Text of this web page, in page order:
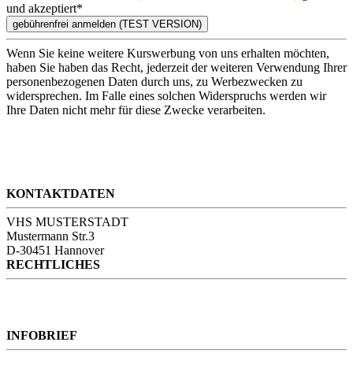
und akzeptiert*
Wenn Sie keine weitere Kurswerbung von uns erhalten möchten,
haben Sie haben das Recht, jederzeit der weiteren Verwendung Ihrer
personenbezogenen Daten durch uns, zu Werbezwecken zu
widersprechen. Im Falle eines solchen Widerspruchs werden wir
Ihre Daten nicht mehr für diese Zwecke verarbeiten.
KONTAKTDATEN
VHS MUSTERSTADT
Mustermann Str.3
D-30451 Hannover
RECHTLICHES
INFOBRIEF